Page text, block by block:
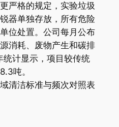
严格的规定，实验垃圾
器单独存放，所有危险
位处置。公司每月公布
消耗、废物产生和碳排
计显示，项目较传统
吨。
清洁标准与频次对照表